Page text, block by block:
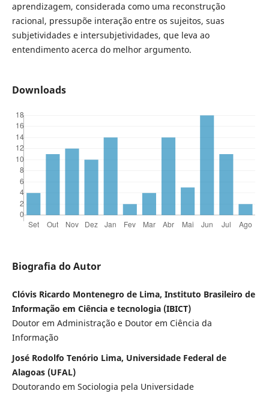
aprendizagem, considerada como uma reconstrução
racional, pressupõe interação entre os sujeitos, suas
subjetividades e intersubjetividades, que leva ao
entendimento acerca do melhor argumento.
Downloads
Biografia do Autor
Clóvis Ricardo Montenegro de Lima, Instituto Brasileiro de
Informação em Ciência e tecnologia (IBICT)
Doutor em Administração e Doutor em Ciência da
Informação
José Rodolfo Tenório Lima, Universidade Federal de
Alagoas (UFAL)
Doutorando em Sociologia pela Universidade